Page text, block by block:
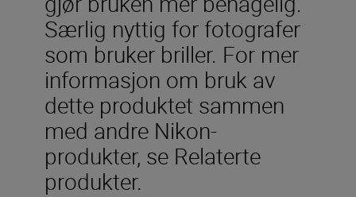
Særlig nyttig for fotografer
som bruker briller. For mer
informasjon om bruk av
dette produktet sammen
med andre Nikon-
produkter, se Relaterte
produkter.